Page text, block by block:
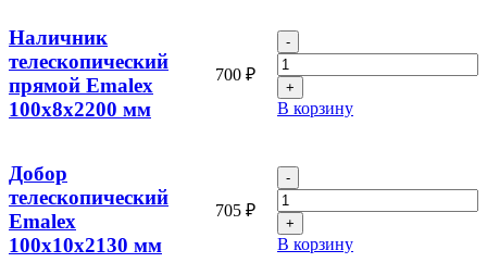
мм
Наличник
телескопический
прямой Emalex
100x8x2200 мм
700 ₽
Количество
товара
Наличник
телескопический
прямой
мм
В корзину
Добор
телескопический
Emalex
100x10x2130 мм
705 ₽
Количество
товара
Добор
телескопический
Emalex
В корзину